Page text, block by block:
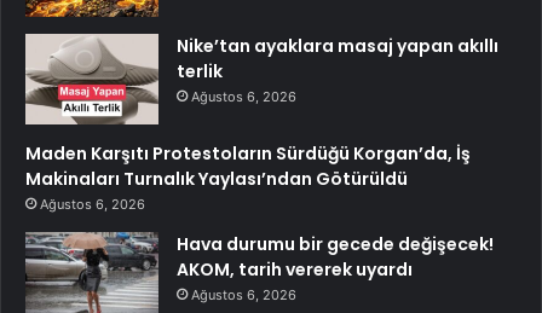
Nike’tan ayaklara masaj yapan akıllı
terlik
Ağustos 6, 2026
Maden Karşıtı Protestoların Sürdüğü Korgan’da, İş
Makinaları Turnalık Yaylası’ndan Götürüldü
Ağustos 6, 2026
Hava durumu bir gecede değişecek!
AKOM, tarih vererek uyardı
Ağustos 6, 2026